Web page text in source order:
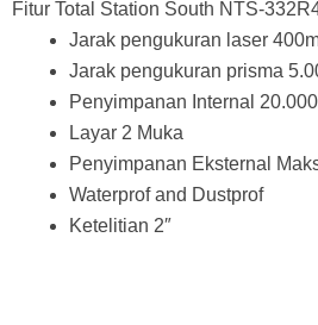
Fitur Total Station South NTS-
Jarak pengukuran laser
Jarak pengukuran prisma
Penyimpanan Internal
Layar 2 Muka
Penyimpanan Eksternal
Waterprof and Dustprof
Ketelitian 2″